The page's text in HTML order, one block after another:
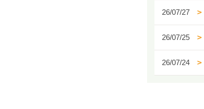
26/07/27
26/07/25
26/07/24